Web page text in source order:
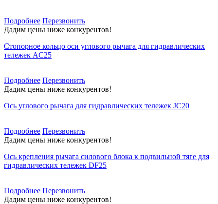
Подробнее Перезвонить
Дадим цены ниже конкурентов!
Стопорное кольцо оси углового рычага для гидравлических
тележек AC25
Подробнее Перезвонить
Дадим цены ниже конкурентов!
Ось углового рычага для гидравлических тележек JC20
Подробнее Перезвонить
Дадим цены ниже конкурентов!
Ось крепления рычага силового блока к подвильной тяге для
гидравлических тележек DF25
Подробнее Перезвонить
Дадим цены ниже конкурентов!